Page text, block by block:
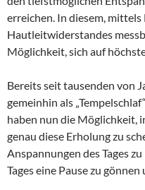
erreichen. In diesem, mittels
Hautleitwiderstandes
Möglichkeit, sich auf
Bereits seit tausenden von
gemeinhin als
haben nun die Möglichkeit,
genau diese Erholung zu
Anspannungen des Tages
Tages eine Pause zu